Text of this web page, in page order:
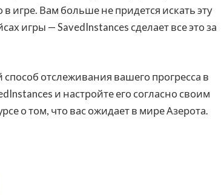
игре. Вам больше не придется искать эту
игры — SavedInstances сделает все это за
отслеживания вашего прогресса в
и настройте его согласно своим
о том, что вас ожидает в мире Азерота.